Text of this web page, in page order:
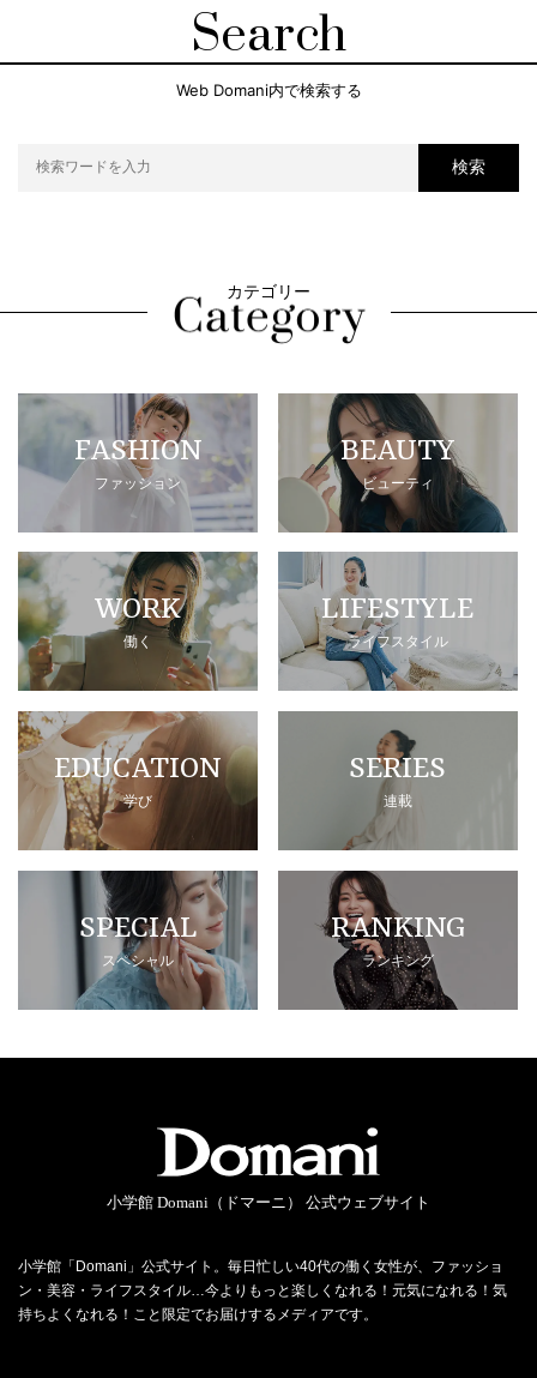
Search
Web Domani内で検索する
検索
カテゴリー
FASHION
ファッション
BEAUTY
ビューティ
WORK
働く
LIFESTYLE
ライフスタイル
EDUCATION
学び
SERIES
連載
SPECIAL
スペシャル
RANKING
ランキング
小学館 Domani（ドマーニ） 公式ウェブサイト
小学館「Domani」公式サイト。毎日忙しい40代の働く女性が、ファッショ
ン・美容・ライフスタイル…今よりもっと楽しくなれる！元気になれる！気
持ちよくなれる！こと限定でお届けするメディアです。